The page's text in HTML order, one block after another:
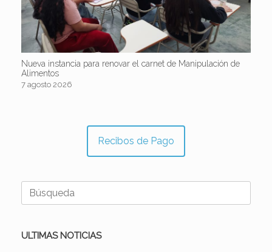
Nueva instancia para renovar el carnet de Manipulación de
Alimentos
7 agosto 2026
Recibos de Pago
Buscar:
ULTIMAS NOTICIAS